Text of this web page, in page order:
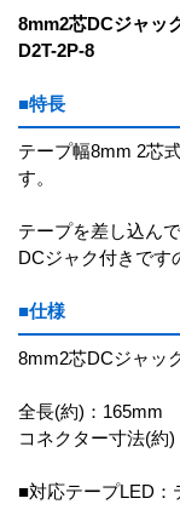
8mm2芯DCジャッ
D2T-2P-8
■特長
テープ幅8mm 2芯
す。
テープを差し込ん
DCジャク付きです
■仕様
8mm2芯DCジャ
全長(約)：165mm
コネクター寸法(約
■対応テープLED：